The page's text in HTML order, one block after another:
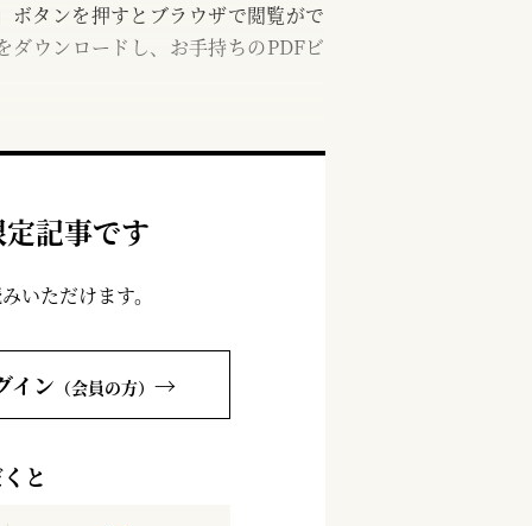
タンを押すとブラウザで閲覧がで
ダウンロードし、お手持ちのPDFビ
記事です
いただけます。
イン （会員の方） →
と